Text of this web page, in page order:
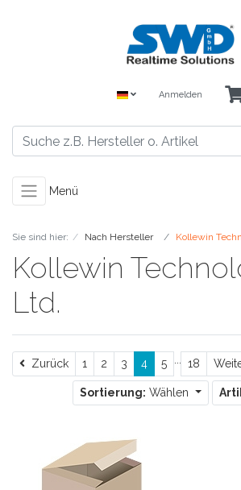
Anmelden
Menü
Sie sind hier: Nach Hersteller Kollewin
Kollewin
Ltd.
ZurückZurück
1 2 3 4 5 18
Sortierung: Wählen